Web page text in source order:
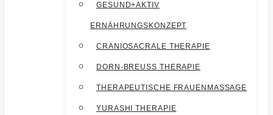
GESUND+AKTIV
ERNÄHRUNGSKONZEPT
CRANIOSACRALE THERAPIE
DORN-BREUSS THERAPIE
THERAPEUTISCHE FRAUENMASSAGE
YURASHI THERAPIE